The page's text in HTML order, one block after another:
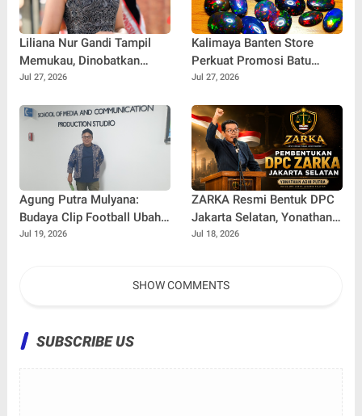
Liliana Nur Gandi Tampil
Memukau, Dinobatkan
sebagai Best Speech Duta
Jul 27, 2026
Kalimaya Banten Store
Perkuat Promosi Batu
Kalimaya Asli, Dorong
Semakin Dikenal
Jul 27, 2026
Agung Putra Mulyana:
Budaya Clip Football Ubah
Cara Masyarakat
Jul 19, 2026
ZARKA Resmi Bentuk DPC
Jakarta Selatan, Yonathan
Adhi Putra Dipercaya
Jul 18, 2026
SHOW COMMENTS
SUBSCRIBE US